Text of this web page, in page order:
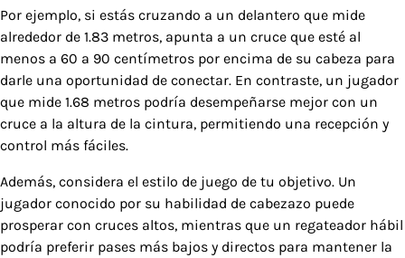
Por ejemplo, si estás cruzando a un delantero que mide
alrededor de 1.83 metros, apunta a un cruce que esté al
menos a 60 a 90 centímetros por encima de su cabeza para
darle una oportunidad de conectar. En contraste, un jugador
que mide 1.68 metros podría desempeñarse mejor con un
cruce a la altura de la cintura, permitiendo una recepción y
control más fáciles.
Además, considera el estilo de juego de tu objetivo. Un
jugador conocido por su habilidad de cabezazo puede
prosperar con cruces altos, mientras que un regateador hábil
podría preferir pases más bajos y directos para mantener la